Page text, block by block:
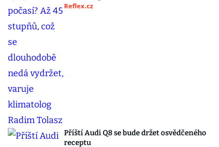
Reflex.cz
Příští Audi Q8 se bude držet osvědčeného
receptu